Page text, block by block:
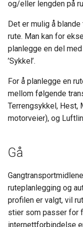
Bil
Bil (unngå
Motorsykkel
Luftlinje
Andre
og/eller lengden på
Det er mulig å
rute. Man kan for
planlegge en del
’Sykkel’.
For å planlegge en
mellom følgende
Terrengsykkel, Hest,
motorveier), og
Gå
ruteplanlegging og
profilen er valgt, vil
stier som passer for
internettforbindelse